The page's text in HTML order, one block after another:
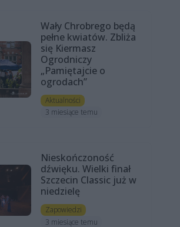
Wały Chrobrego będą
pełne kwiatów. Zbliża
się Kiermasz
Ogrodniczy
„Pamiętajcie o
ogrodach”
Aktualności
3 miesiące temu
Nieskończoność
dźwięku. Wielki finał
Szczecin Classic już w
niedzielę
Zapowiedzi
3 miesiące temu